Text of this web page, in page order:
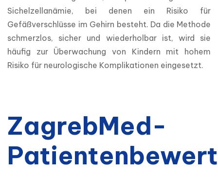
Sichelzellanämie, bei denen ein Risiko für
Gefäßverschlüsse im Gehirn besteht. Da die Methode
schmerzlos, sicher und wiederholbar ist, wird sie
häufig zur Überwachung von Kindern mit hohem
Risiko für neurologische Komplikationen eingesetzt.
ZagrebMed-